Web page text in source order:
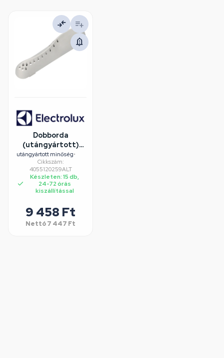
Dobborda
(utángyártott)
ELECTROLUX
mosógép
utángyártott minőség•
Cikkszám:
4055120259ALT
Készleten: 15 db,
24-72 órás
kiszállítással
9 458 Ft
Nettó7 447 Ft